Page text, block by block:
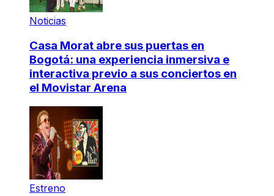
Noticias
Casa Morat abre sus puertas en
Bogotá: una experiencia inmersiva e
interactiva previo a sus conciertos en
el Movistar Arena
Estreno